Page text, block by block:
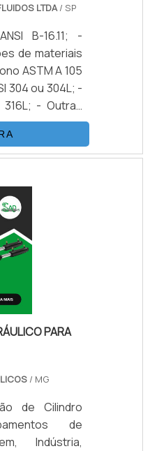
LTDA/ SP
B-16.11; -
de materiais
desempenho
PARA
/ MG
de Cilindro
de
Indústria,